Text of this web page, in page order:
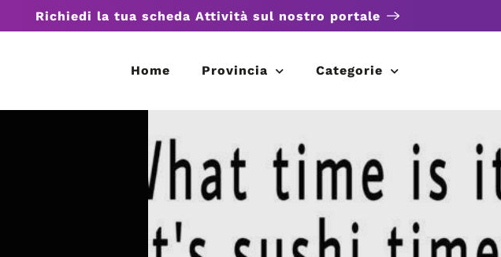
Richiedi la tua scheda Attività sul nostro portale
Home Provincia Categorie